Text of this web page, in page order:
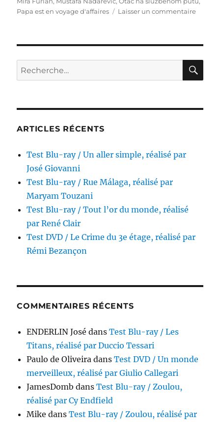
Papa est en voyage d'affaires
Laisser un commentairesur
Papa
est
en
Recherche
pour :
ARTICLES RÉCENTS
Test Blu-ray / Un aller simple, réalisé par
José Giovanni
Test Blu-ray / Rue Málaga, réalisé par
Maryam Touzani
Test Blu-ray / Tout l’or du monde, réalisé
par René Clair
Test DVD / Le Crime du 3e étage, réalisé par
Rémi Bezançon
COMMENTAIRES RÉCENTS
ENDERLIN José dansTest Blu-ray / Les
Titans, réalisé par Duccio Tessari
Paulo de Oliveira dansTest DVD / Un monde
merveilleux, réalisé par Giulio Callegari
JamesDomb dansTest Blu-ray / Zoulou,
réalisé par Cy Endfield
Mike dansTest Blu-ray / Zoulou, réalisé par